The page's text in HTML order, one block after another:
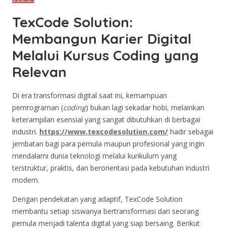
TexCode Solution:
Membangun Karier Digital
Melalui Kursus Coding yang
Relevan
Di era transformasi digital saat ini, kemampuan
pemrograman (coding) bukan lagi sekadar hobi, melainkan
keterampilan esensial yang sangat dibutuhkan di berbagai
industri. https://www.texcodesolution.com/ hadir sebagai
jembatan bagi para pemula maupun profesional yang ingin
mendalami dunia teknologi melalui kurikulum yang
terstruktur, praktis, dan berorientasi pada kebutuhan industri
modern.
Dengan pendekatan yang adaptif, TexCode Solution
membantu setiap siswanya bertransformasi dari seorang
pemula menjadi talenta digital yang siap bersaing. Berikut